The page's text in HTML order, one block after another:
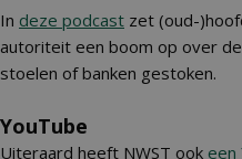
In deze podcast zet (oud-
autoriteit een boom op over
stoelen of banken gestoken.
YouTube
Uiteraard heeft NWST ook een